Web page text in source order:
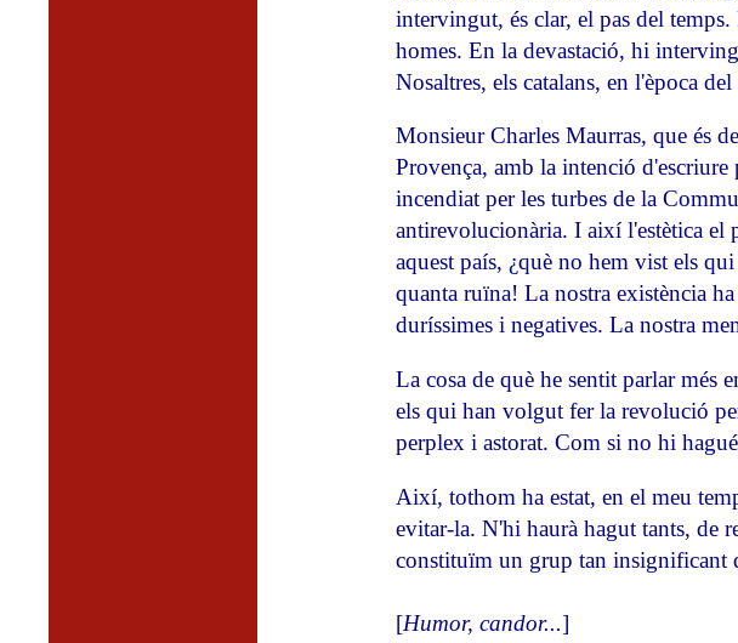
intervingut, és clar, el pas del
homes. En la devastació, hi
Nosaltres, els catalans, en l'època
Monsieur Charles Maurras, que és
Provença, amb la intenció
incendiat per les turbes de la
antirevolucionària. I així l'estètica el
aquest país, ¿què no hem vist els
quanta ruïna! La nostra existència
duríssimes i negatives. La nostra
La cosa de què he sentit parlar més
els qui han volgut fer la revolució
perplex i astorat. Com si no hi
Així, tothom ha estat, en el meu
evitar-la. N'hi haurà hagut tants, de
constituïm un grup tan insignificant
[Humor, candor...]